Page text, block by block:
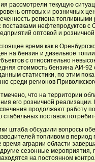
рассмотрели текущую
оптовых и розничных
региона
поставками нефтепродуктов
оптовой и
время как в
на бензин и дизельное
с относительно
стоимость бензина АИ-92
статистики, по этим
среди регионов
что на территории
его розничной
продолжают работу
поставок
штаба обсудили вопросы
топливом в
время аграрии области
другие сезонные
на постоянном